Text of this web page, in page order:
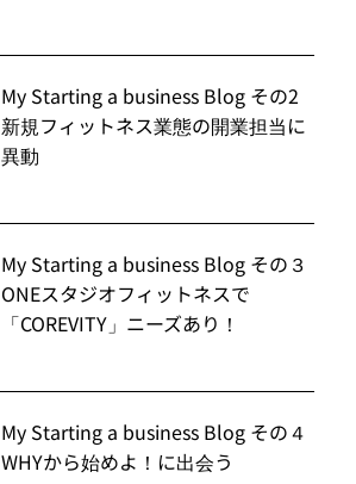
My Starting a business Blog その2
新規フィットネス業態の開業担当に
異動
My Starting a business Blog その３
ONEスタジオフィットネスで
「COREVITY」ニーズあり！
My Starting a business Blog その４
WHYから始めよ！に出会う